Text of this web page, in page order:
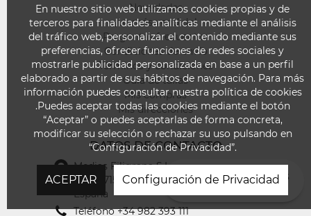
¿EN QUÉ PODEMOS
comodidad
que
tus
pequeños
destaquen
cualquier
ocasión.
Nuestra
colección
En nuestro sitio web utilizamos cookies propias y de
terceros para finalidades analíticas mediante el análisis
del tráfico web, personalizar el contenido mediante sus
preferencias, ofrecer funciones de redes sociales y
mostrarle publicidad personalizada en base a un perfil
elaborado a partir de sus hábitos de navegación. Para más
información puedes consultar nuestra política de cookies
.Puedes aceptar todas las cookies mediante el botón
“Aceptar” o puedes aceptarlas de forma concreta,
modificar su selección o rechazar su uso pulsando en
“Configuración de Privacidad”.
ACEPTAR Configuración de Privacidad
Novedades
¡Lo más vendido!
Preguntas frecuentes
Condiciones de envío
Términos y condiciones
Guía de tallas
Mis compras
Mis direcciones
DATOS DE CONTACTO
Medias Filigrana S.L,Nacional VI, Km.
509 (27154) Outeiro de Rei - Lugo,
España
Teléfono +34 982 393 111